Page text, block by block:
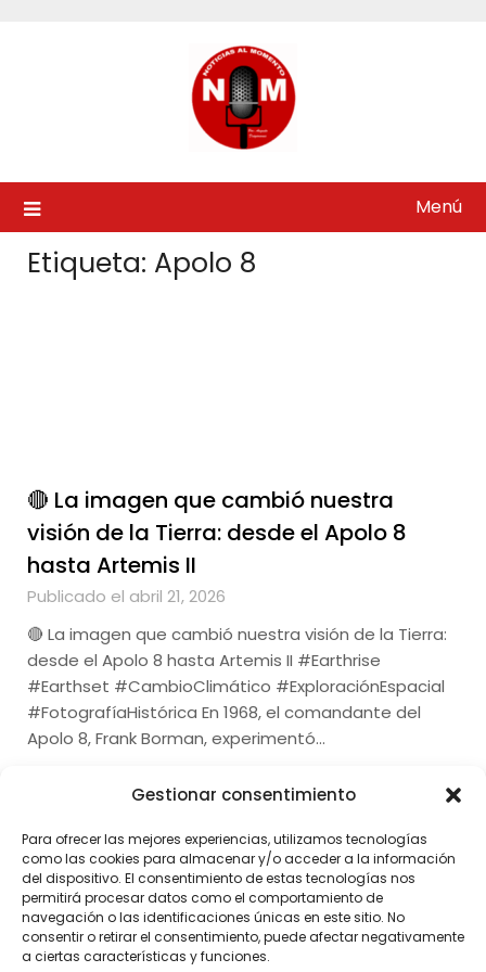
Menú
Etiqueta: Apolo 8
🔴 La imagen que cambió nuestra
visión de la Tierra: desde el Apolo 8
hasta Artemis II
Publicado el abril 21, 2026
🔴 La imagen que cambió nuestra visión de la Tierra:
desde el Apolo 8 hasta Artemis II #Earthrise
#Earthset #CambioClimático #ExploraciónEspacial
#FotografíaHistórica En 1968, el comandante del
Apolo 8, Frank Borman, experimentó…
Gestionar consentimiento
Para ofrecer las mejores experiencias, utilizamos tecnologías
como las cookies para almacenar y/o acceder a la información
del dispositivo. El consentimiento de estas tecnologías nos
permitirá procesar datos como el comportamiento de
navegación o las identificaciones únicas en este sitio. No
consentir o retirar el consentimiento, puede afectar negativamente
a ciertas características y funciones.